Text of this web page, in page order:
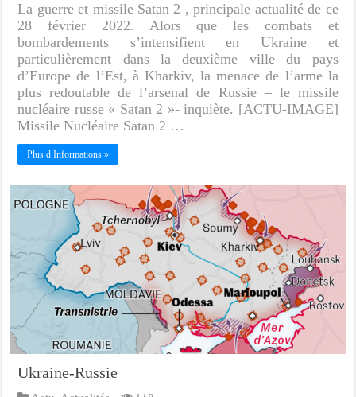
La guerre et missile Satan 2 , principale actualité de ce
28 février 2022. Alors que les combats et
bombardements s’intensifient en Ukraine et
particulièrement dans la deuxième ville du pays
d’Europe de l’Est, à Kharkiv, la menace de l’arme la
plus redoutable de l’arsenal de Russie – le missile
nucléaire russe « Satan 2 »- inquiète. [ACTU-IMAGE]
Missile Nucléaire Satan 2 …
Plus d Informations »
Ukraine-Russie